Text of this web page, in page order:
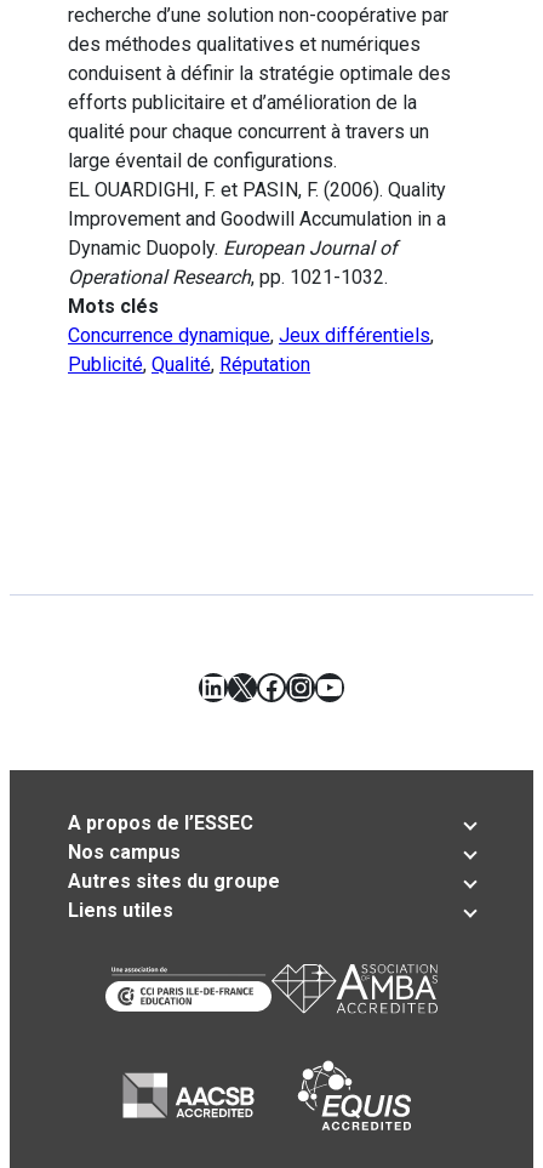
recherche d’une solution non-coopérative par
des méthodes qualitatives et numériques
conduisent à définir la stratégie optimale des
efforts publicitaire et d’amélioration de la
qualité pour chaque concurrent à travers un
large éventail de configurations.
EL OUARDIGHI, F. et PASIN, F. (2006). Quality
Improvement and Goodwill Accumulation in a
Dynamic Duopoly. European Journal of
Operational Research, pp. 1021-1032.
Mots clés
Concurrence dynamique, Jeux différentiels,
Publicité, Qualité, Réputation
LinkedIn
X Facebook
Instagram
YouTube
A propos de l’ESSEC
Nos campus
Autres sites du groupe
Liens utiles